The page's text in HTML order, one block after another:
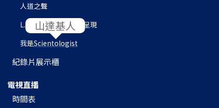
人道之聲
L. 羅恩 賀伯特圖書館呈現
我是Scientologist
紀錄片展示櫃
電視直播
時間表